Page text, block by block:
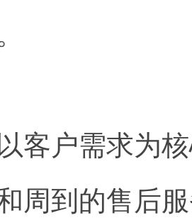
客户需求为
周到的售后